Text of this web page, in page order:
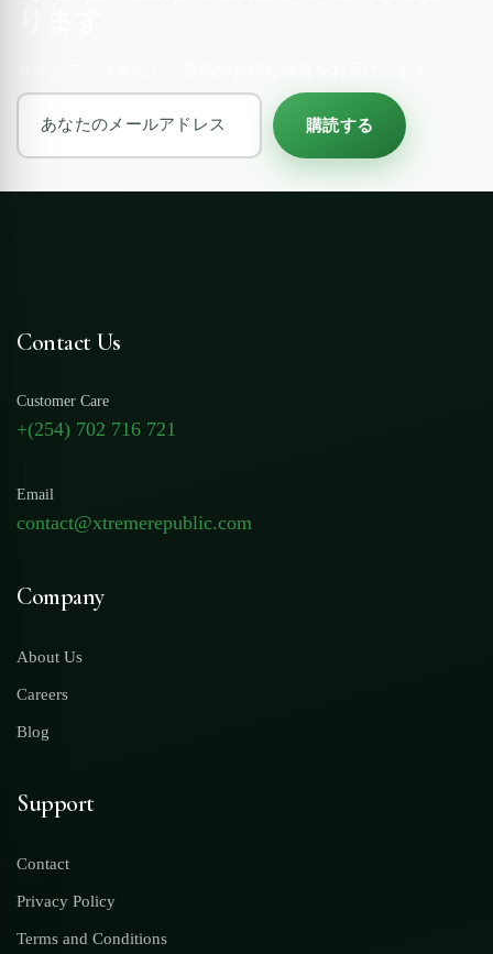
購読する
Contact Us
Customer Care
+(254) 702 716 721
Email
contact@xtremerepublic.com
Company
About Us
Careers
Blog
Support
Contact
Privacy Policy
Terms and Conditions